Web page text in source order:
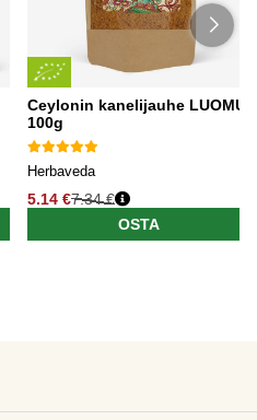
Ceylonin kanelijauhe LUOMU
100g
Herbaveda
5.14 €7.34 €
OSTA